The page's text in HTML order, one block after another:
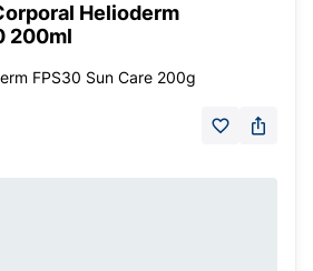
Helioderm
200ml
FPS30 Sun Care 200g